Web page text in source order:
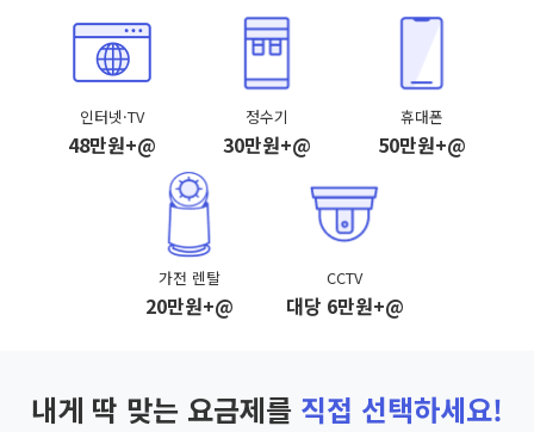
인터넷·TV
48만원+@
정수기
30만원+@
휴대폰
50만원+@
가전 렌탈
20만원+@
CCTV
대당 6만원+@
내게 딱 맞는 요금제를 직접 선택하세요!